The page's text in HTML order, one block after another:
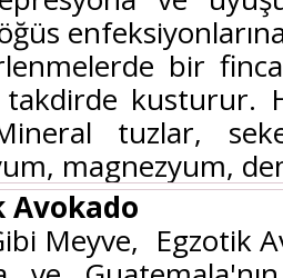
bir
takdirde kusturur.
tuzlar,
magnezyum,
Avokado
Meyve, Egzotik